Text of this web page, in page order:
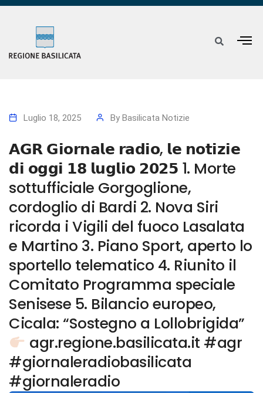
Luglio 18, 2025 By Basilicata Notizie
𝗔𝗚𝗥 𝗚𝗶𝗼𝗿𝗻𝗮𝗹𝗲 𝗿𝗮𝗱𝗶𝗼, 𝗹𝗲 𝗻𝗼𝘁𝗶𝘇𝗶𝗲
𝗱𝗶 𝗼𝗴𝗴𝗶 𝟭𝟴 𝗹𝘂𝗴𝗹𝗶𝗼 𝟮𝟬𝟮𝟱 1. Morte
sottufficiale Gorgoglione,
cordoglio di Bardi 2. Nova Siri
ricorda i Vigili del fuoco Lasalata
e Martino 3. Piano Sport, aperto lo
sportello telematico 4. Riunito il
Comitato Programma speciale
Senisese 5. Bilancio europeo,
Cicala: “Sostegno a Lollobrigida”
agr.regione.basilicata.it #agr
#giornaleradiobasilicata
#giornaleradio